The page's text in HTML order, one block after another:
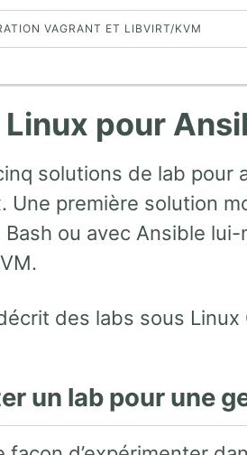
VAGRANT ET LIBVIRT/KVM
pour
solutions de lab pour
Une première solution
ou avec Ansible
des labs sous
un lab pour une